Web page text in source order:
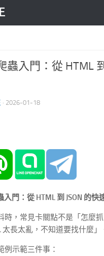
蟲入門：從 HTML
· 2026-01-18
入門：從 HTML 到 JSON 的快
時，常見卡關點不是「怎麼抓
太長太亂，不知道要找什麼」
例示範三件事：